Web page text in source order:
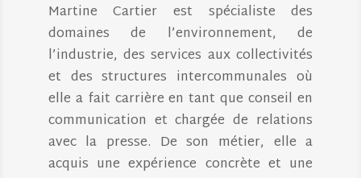
Martine Cartier est spécialiste des
domaines de l’environnement, de
l’industrie, des services aux collectivités
et des structures intercommunales où
elle a fait carrière en tant que conseil en
communication et chargée de relations
avec la presse. De son métier, elle a
acquis une expérience concrète et une